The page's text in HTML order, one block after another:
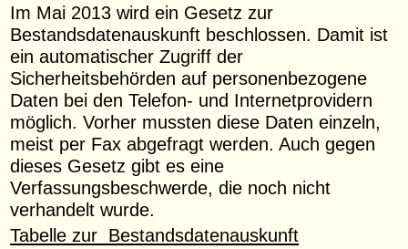
Im Mai 2013 wird ein Gesetz zur
Bestandsdatenauskunft beschlossen. Damit ist
ein automatischer Zugriff der
Sicherheitsbehörden auf personenbezogene
Daten bei den Telefon- und Internetprovidern
möglich. Vorher mussten diese Daten einzeln,
meist per Fax abgefragt werden. Auch gegen
dieses Gesetz gibt es eine
Verfassungsbeschwerde, die noch nicht
verhandelt wurde.
Tabelle zur Bestandsdatenauskunft